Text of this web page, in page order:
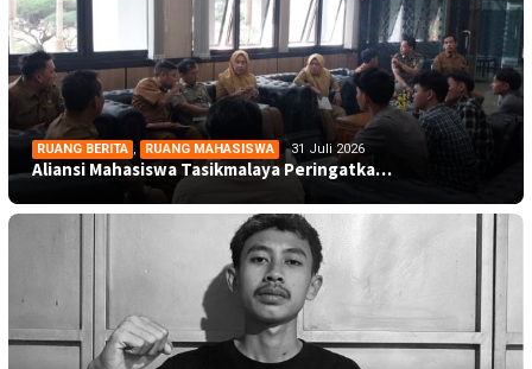
RUANG BERITA , RUANG MAHASISWA 31 Juli 2026
Aliansi Mahasiswa Tasikmalaya Peringatka…